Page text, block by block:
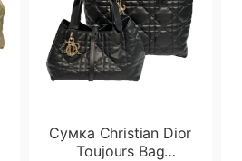
Сумка Christian Dior
Toujours Bag